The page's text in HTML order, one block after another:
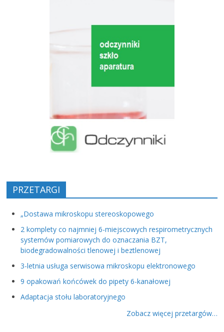
PRZETARGI
„Dostawa mikroskopu stereoskopowego
2 komplety co najmniej 6-miejscowych respirometrycznych
systemów pomiarowych do oznaczania BZT,
biodegradowalności tlenowej i beztlenowej
3-letnia usługa serwisowa mikroskopu elektronowego
9 opakowań końcówek do pipety 6-kanałowej
Adaptacja stołu laboratoryjnego
Zobacz więcej przetargów…